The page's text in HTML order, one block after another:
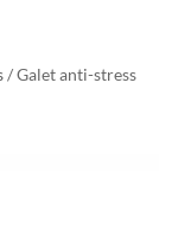
/ Galet anti-stress